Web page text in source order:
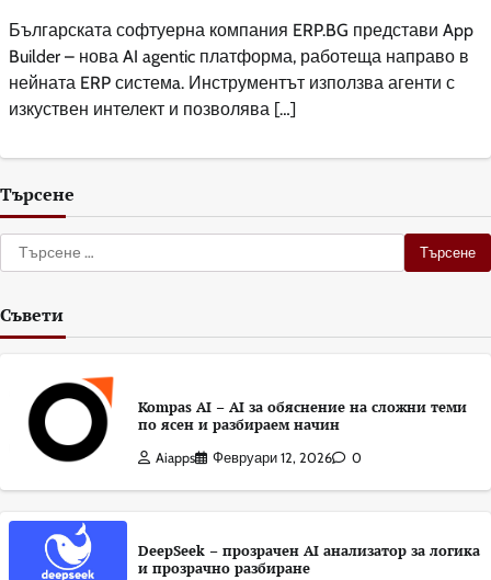
Българската софтуерна компания ERP.BG представи App
Builder – нова AI agentic платформа, работеща направо в
нейната ERP системa. Инструментът използва агенти с
изкуствен интелект и позволява […]
Търсене
Търсене
за:
Съвети
Kompas AI – AI за обяснение на сложни теми
по ясен и разбираем начин
Aiapps Февруари 12, 2026 0
DeepSeek – прозрачен AI анализатор за логика
и прозрачно разбиране